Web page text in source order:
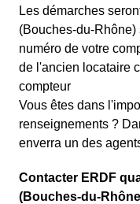
Les démarches
(Bouches-du-
numéro de votre
de l'ancien locataire
compteur
Vous êtes dans
renseignements ?
enverra un des
Contacter ERDF
(Bouches-du-